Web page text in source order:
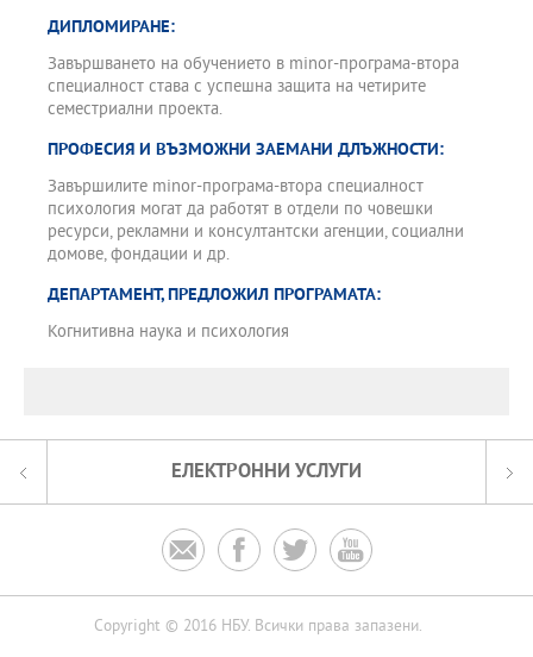
ДИПЛОМИРАНЕ:
Завършването на обучението в minor-програма-втора
специалност става с успешна защита на четирите
семестриални проекта.
ПРОФЕСИЯ И ВЪЗМОЖНИ ЗАЕМАНИ ДЛЪЖНОСТИ:
Завършилите minor-програма-втора специалност
психология могат да работят в отдели по човешки
ресурси, рекламни и консултантски агенции, социални
домове, фондации и др.
ДЕПАРТАМЕНТ, ПРЕДЛОЖИЛ ПРОГРАМАТА:
Когнитивна наука и психология
ЕЛЕКТРОННИ УСЛУГИ
   
Copyright © 2016 НБУ. Всички права запазени.